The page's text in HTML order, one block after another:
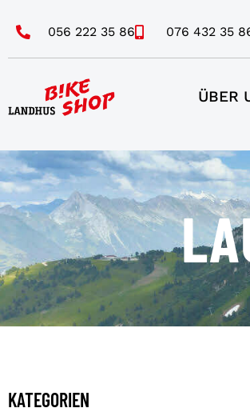
056 222 35 86 076 432 35
ÜBER
KATEGORIEN